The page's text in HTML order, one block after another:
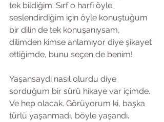
tek bildiğim. Sırf o harfi öyle
seslendirdiğim için öyle konuştuğum
bir dilin de tek konuşanıysam,
dilimden kimse anlamıyor diye şikayet
ettiğimde, bunu seçen de benim!
Yaşansaydı nasıl olurdu diye
sorduğum bir sürü hikaye var içimde.
Ve hep olacak. Görüyorum ki, başka
türlü yaşanmadı, böyle yaşandı.